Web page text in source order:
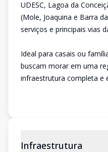
UDESC, Lagoa da
(Mole, Joaquina e Barra
serviços e principais vias
Ideal para casais ou
buscam morar em uma
infraestrutura completa e
Infraestrutura